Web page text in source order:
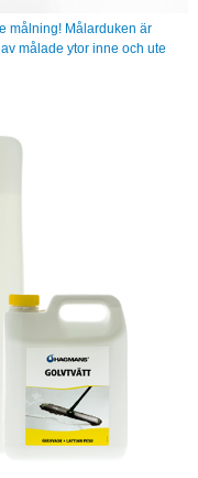
målning! Målarduken är
målade ytor inne och ute